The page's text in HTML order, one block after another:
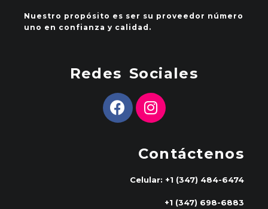
Nuestro propósito es ser su proveedor número
uno en confianza y calidad.
Redes Sociales
Contáctenos
Celular: +1 (347) 484-6474
+1 (347) 698-6883